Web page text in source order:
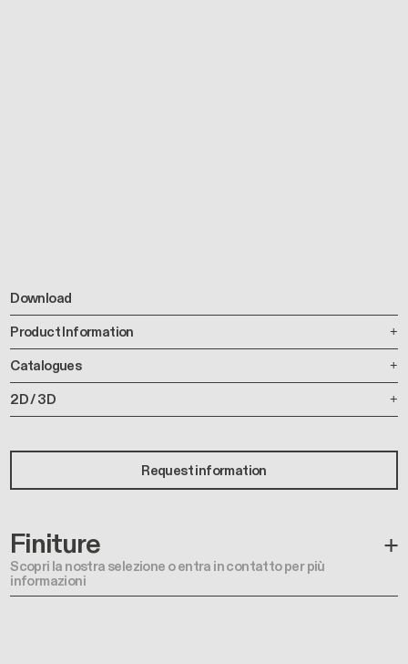
Download
Product Information
Catalogues
2D / 3D
Request information
Finiture
Scopri la nostra selezione o entra in contatto per più
informazioni